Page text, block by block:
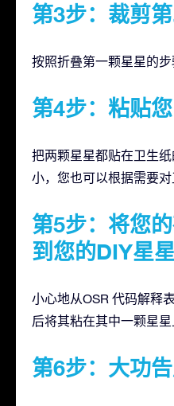
第3步：裁剪
按照折叠第一颗星星的步
第4步：粘贴
把两颗星星都贴在卫生
小，您也可以根据需要对
第5步：将您
到您的DIY星星
小心地从OSR 代码解释
后将其粘在其中一颗星星
第6步：大功告